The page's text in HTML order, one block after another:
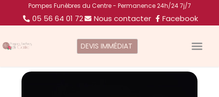
Pompes Funèbres du Centre - Permanence 24h/24 7j/7
05 56 64 01 72 Nous contacter Facebook
DEVIS IMMÉDIAT